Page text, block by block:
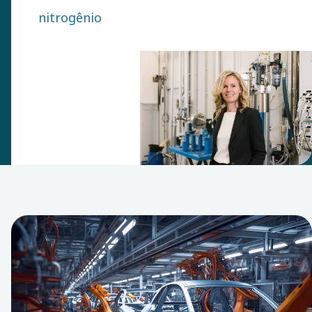
primeira
tornar um
centro de
P&D que
coloca a
nitrogênio